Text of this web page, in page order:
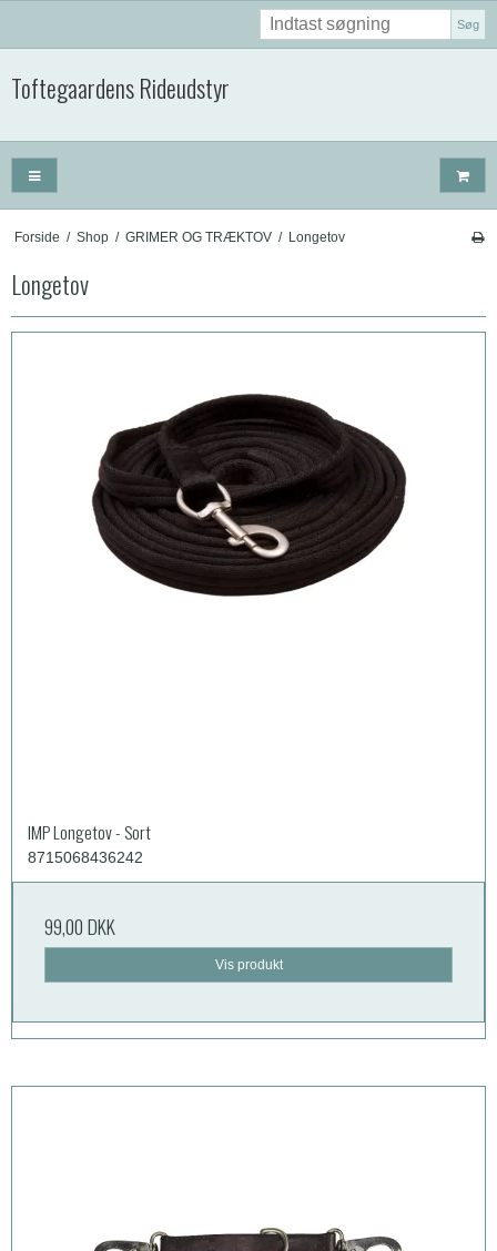
Søg
Toftegaardens Rideudstyr
Forside / Shop / GRIMER OG TRÆKTOV / Longetov
Longetov
IMP Longetov - Sort
8715068436242
99,00 DKK
Vis produkt